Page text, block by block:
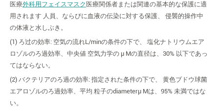
医療外科用フェイスマスク 医療関係者または関連の基本的な保護に適
用されます 人員、ならびに血液の伝染に対する保護、 侵襲的操作中
の体液と水しぶき。
(1) ろ过の効率: 空気の流れL/minの条件の下で、 塩化ナトリウムエア
ロゾルのろ過効率、中央値 空気力学の μ Mの直径は、30% 以下であっ
てはならない。
(2) バクテリアのろ過の効率: 指定された条件の下で、 黄色ブドウ球菌
エアロゾルのろ過効率、平均 粒子のdiameterμ Mは、95% 未満ではな
い。